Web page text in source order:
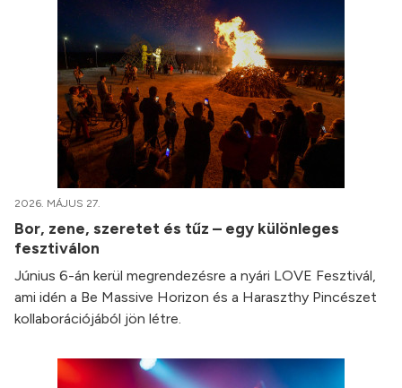
2026. MÁJUS 27.
Bor, zene, szeretet és tűz – egy különleges
fesztiválon
Június 6-án kerül megrendezésre a nyári LOVE Fesztivál,
ami idén a Be Massive Horizon és a Haraszthy Pincészet
kollaborációjából jön létre.